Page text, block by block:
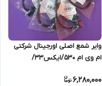
وایر شمع اصلی اورجینال شرکتی
ام وی ام 530/ایکس33/
6,280,000